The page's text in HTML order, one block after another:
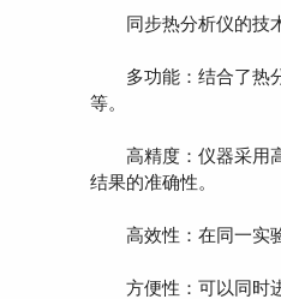
同步热分析仪的技术
多功能：结合了热分
等。
高精度：仪器采用高
结果的准确性。
高效性：在同一实验
方便性：可以同时进